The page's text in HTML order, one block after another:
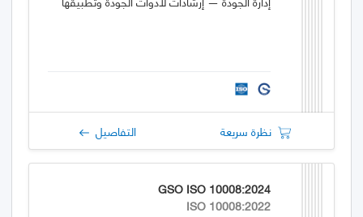
نظرة سريعة التفاصيل
GSO ISO 10008:2024
ISO 10008:2022